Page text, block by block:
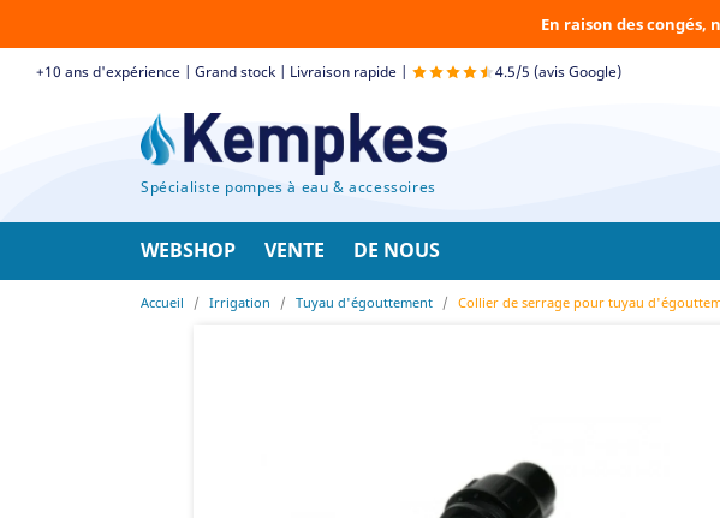
En raison des congés,
+10 ans d'expérience | Grand stock | Livraison rapide | 4.5/5 (avis Google)
Spécialiste pompes à eau & accessoires
WEBSHOP VENTE DE NOUS
Accueil Irrigation Tuyau d'égouttement Collier de serrage pour tuyau